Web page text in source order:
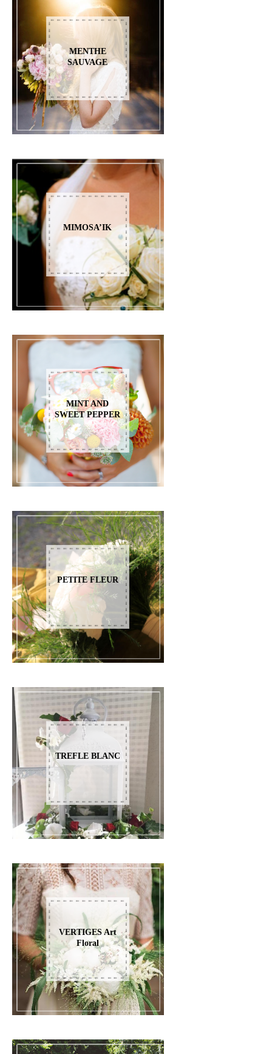
MENTHE
SAUVAGE
MIMOSA’IK
MINT AND
SWEET PEPPER
PETITE FLEUR
TREFLE BLANC
VERTIGES Art
Floral